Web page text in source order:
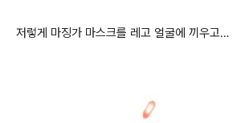
저렇게 마징가 마스크를 레고 얼굴에 끼우고…